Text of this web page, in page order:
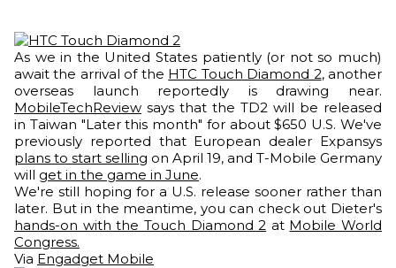
As we in the United States patiently (or not so much)
await the arrival of the HTC Touch Diamond 2, another
overseas launch reportedly is drawing near.
MobileTechReview says that the TD2 will be released
in Taiwan "Later this month" for about $650 U.S. We've
previously reported that European dealer Expansys
plans to start selling on April 19, and T-Mobile Germany
will get in the game in June.
We're still hoping for a U.S. release sooner rather than
later. But in the meantime, you can check out Dieter's
hands-on with the Touch Diamond 2 at Mobile World
Congress.
Via Engadget Mobile